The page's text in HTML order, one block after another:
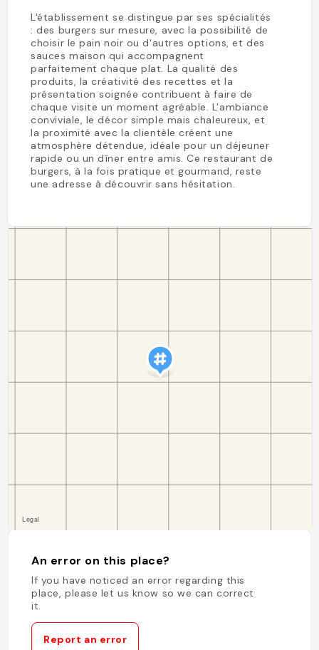
L'établissement se distingue par ses spécialités
: des burgers sur mesure, avec la possibilité de
choisir le pain noir ou d'autres options, et des
sauces maison qui accompagnent
parfaitement chaque plat. La qualité des
produits, la créativité des recettes et la
présentation soignée contribuent à faire de
chaque visite un moment agréable. L'ambiance
conviviale, le décor simple mais chaleureux, et
la proximité avec la clientèle créent une
atmosphère détendue, idéale pour un déjeuner
rapide ou un dîner entre amis. Ce restaurant de
burgers, à la fois pratique et gourmand, reste
une adresse à découvrir sans hésitation.
An error on this place?
If you have noticed an error regarding this
place, please let us know so we can correct
it.
Report an error